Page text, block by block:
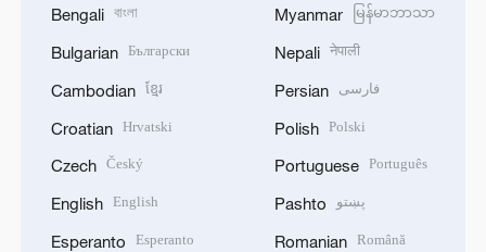
Bengali বাংলা
Bulgarian Български
Cambodian ខ្មែរ
Croatian Hrvatski
Czech Český
English English
Esperanto Esperanto
Myanmar မြန်မာဘာသာ
Nepali नेपाली
Persian فارسی
Polish Polski
Portuguese Português
Pashto پښتو
Romanian Română